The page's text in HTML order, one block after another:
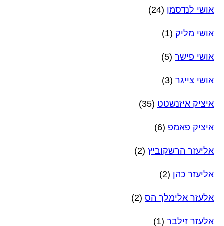
אושי לנדסמן (24)
אושי מליק (1)
אושי פישר (5)
אושי צייגר (3)
איציק איזנשטט (35)
איציק פאמפ (6)
אליעזר הרשקוביץ (2)
אליעזר כהן (2)
אלעזר אלימלך הס (2)
אלעזר זילבר (1)